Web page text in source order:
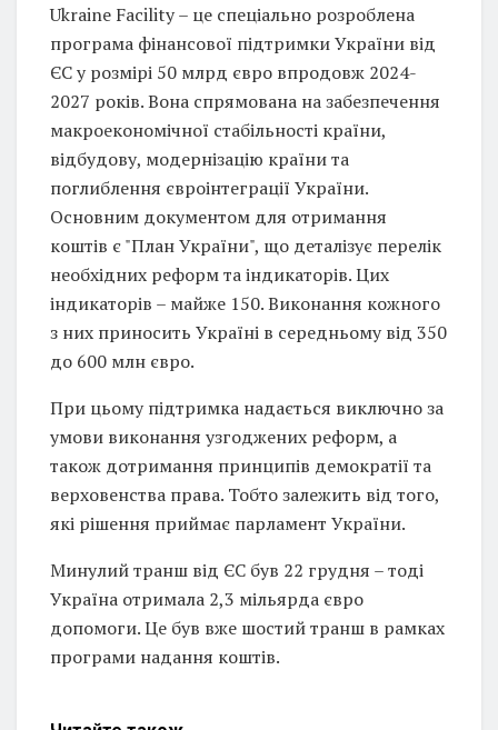
Ukraine Facility – це спеціально розроблена
програма фінансової підтримки України від
ЄС у розмірі 50 млрд євро впродовж 2024-
2027 років. Вона спрямована на забезпечення
макроекономічної стабільності країни,
відбудову, модернізацію країни та
поглиблення євроінтеграції України.
Основним документом для отримання
коштів є "План України", що деталізує перелік
необхідних реформ та індикаторів. Цих
індикаторів – майже 150. Виконання кожного
з них приносить Україні в середньому від 350
до 600 млн євро.
При цьому підтримка надається виключно за
умови виконання узгоджених реформ, а
також дотримання принципів демократії та
верховенства права. Тобто залежить від того,
які рішення приймає парламент України.
Минулий транш від ЄС був 22 грудня – тоді
Україна отримала 2,3 мільярда євро
допомоги. Це був вже шостий транш в рамках
програми надання коштів.